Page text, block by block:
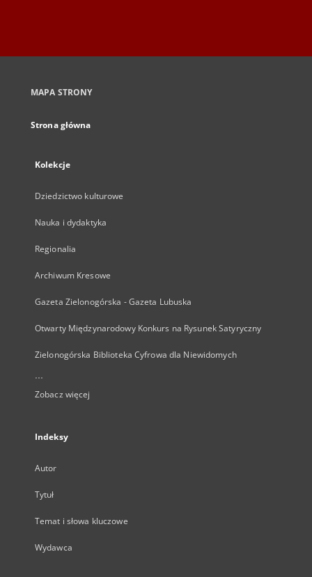
MAPA STRONY
Strona główna
Kolekcje
Dziedzictwo kulturowe
Nauka i dydaktyka
Regionalia
Archiwum Kresowe
Gazeta Zielonogórska - Gazeta Lubuska
Otwarty Międzynarodowy Konkurs na Rysunek Satyryczny
Zielonogórska Biblioteka Cyfrowa dla Niewidomych
...
Zobacz więcej
Indeksy
Autor
Tytuł
Temat i słowa kluczowe
Wydawca